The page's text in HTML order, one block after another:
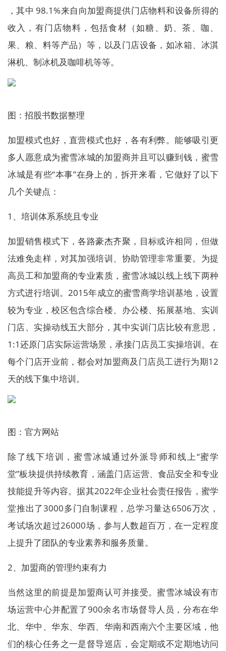
，其中 98.1%来自向加盟商提供门店物料和设备所得的
收入，有门店物料，包括食材（如糖、奶、茶、咖、
果、粮、料等产品）等，以及门店设备，如冰箱、冰淇
淋机、制冰机及咖啡机等等。
图：招股书数据整理
加盟模式也好，直营模式也好，各有利弊。能够吸引更
多人愿意成为蜜雪冰城的加盟商并且可以赚到钱，蜜雪
冰城是有些“本事”在身上的，拆开来看，它做好了以下
几个关键点：
1、培训体系系统且专业
加盟销售模式下，各路豪杰齐聚，目标或许相同，但做
法难免走样，对其加强培训、协助管理非常重要。为提
高员工和加盟商的专业素质，蜜雪冰城以线上线下两种
方式进行培训。2015年成立的蜜雪商学培训基地，设置
较为专业，校区包含综合楼、办公楼、拓展基地、实训
门店、实操动线五大部分，其中实训门店比较有意思，
1:1还原门店实际运营场景，承接门店员工实操培训。在
每个门店开业前，都会对加盟商及门店员工进行为期12
天的线下集中培训。
图：官方网站
除了线下培训，蜜雪冰城通过外派导师和线上“蜜学
堂”板块提供持续教育，涵盖门店运营、食品安全和专业
技能提升等内容。据其2022年企业社会责任报告，蜜学
堂推出了3000多门自制课程，总学习量达6506万次，
考试场次超过26000场，参与人数超百万，在一定程度
上提升了团队的专业素养和服务质量。
2、加盟商的管理约束有力
当然这里的前提是加盟商认可并接受。蜜雪冰城设有市
场运营中心并配置了900余名市场督导人员，分布在华
北、华中、华东、华西、华南和西南六个主要区域，他
们的核心任务之一是督导巡店，会定期或不定期地访问